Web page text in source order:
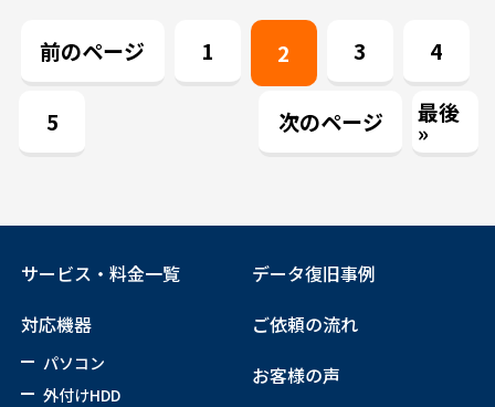
前のページ 1 2 3 4
5 次のページ 最後
»
サービス・料金一覧
対応機器
パソコン
外付けHDD
データ復旧事例
ご依頼の流れ
お客様の声